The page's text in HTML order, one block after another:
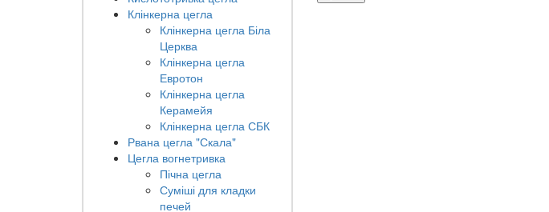
Клінкерна цегла
Клінкерна цегла Біла
Церква
Клінкерна цегла
Евротон
Клінкерна цегла
Керамейя
Клінкерна цегла СБК
Рвана цегла "Скала"
Цегла вогнетривка
Пічна цегла
Суміші для кладки
печей